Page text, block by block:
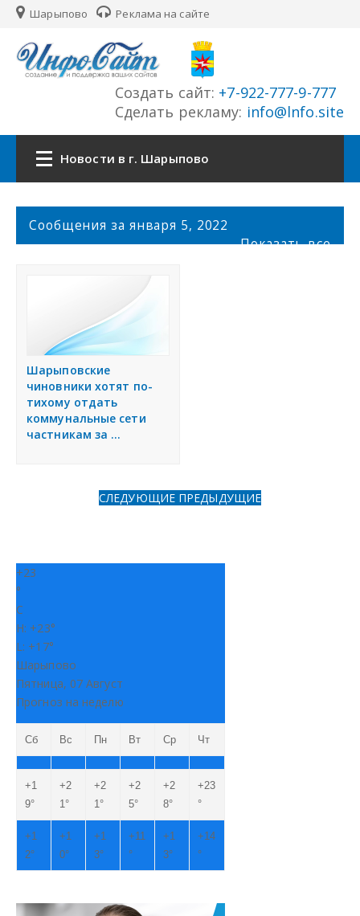
Шарыпово Реклама на сайте
Создать сайт: +7-922-777-9-777
Сделать рекламу: info@lnfo.site
Новости в г. Шарыпово
Главная
История города
Разместить объявление
Регионы России
Сообщения за января 5, 2022
Показать все
Шарыповские
чиновники хотят по-
тихому отдать
коммунальные сети
частникам за ...
СЛЕДУЮЩИЕ ПРЕДЫДУЩИЕ
+23
°
C
H: +23°
L: +17°
Шарыпово
Пятница, 07 Август
Прогноз на неделю
Сб Вс Пн Вт Ср Чт
+1
9°
+2
1°
+2
1°
+2
5°
+2
8°
+23
°
+1
2°
+1
0°
+1
3°
+11
°
+1
3°
+14
°